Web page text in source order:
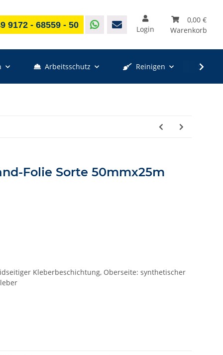
9172 - 68559 - 50 Login
0,00 €
Warenkorb
Arbeitsschutz Reinigen Sale %
Folie Sorte 50mmx25m
Kleberbeschichtung, Oberseite: synthetischer